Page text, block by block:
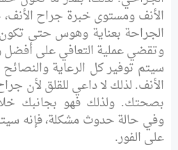
الأنف ومستوى خبرة جراح الأنف،
الجراحة بعناية وهوس حتى تكون
وتقضي عملية التعافي على أفضل
سيتم توفير كل الرعاية والنصائح
الأنف. لذلك لا داعي للقلق لأن
بصحتك. ولذلك فهو بجانبك خلال
وفي حالة حدوث مشكلة، فإنه سيتخذ
على الفور.